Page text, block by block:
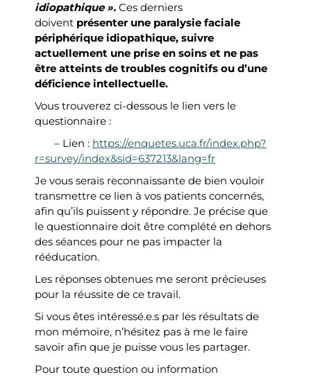
idiopathique ». Ces derniers
doivent présenter une paralysie faciale
périphérique idiopathique, suivre
actuellement une prise en soins et ne pas
être atteints de troubles cognitifs ou d’une
déficience intellectuelle.
Vous trouverez ci-dessous le lien vers le
questionnaire :
– Lien : https://enquetes.uca.fr/index.php?
r=survey/index&sid=637213&lang=fr
Je vous serais reconnaissante de bien vouloir
transmettre ce lien à vos patients concernés,
afin qu’ils puissent y répondre. Je précise que
le questionnaire doit être complété en dehors
des séances pour ne pas impacter la
rééducation.
Les réponses obtenues me seront précieuses
pour la réussite de ce travail.
Si vous êtes intéressé.e.s par les résultats de
mon mémoire, n’hésitez pas à me le faire
savoir afin que je puisse vous les partager.
Pour toute question ou information